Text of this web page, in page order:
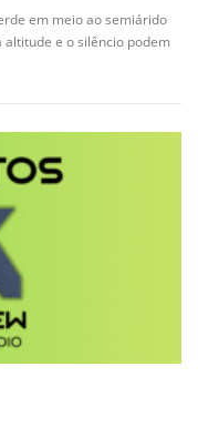
em meio ao semiárido
e o silêncio podem